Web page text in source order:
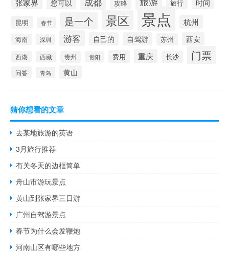
张家界 您可以 攻略 旅行 时间
昆明 春节 是一个 景区 景点 杭州
海南 深圳 游客 自己的 自驾游 苏州 西安
西湖 西藏 贵州 贵阳 费用 重庆 长沙 门票
问答 青岛 黄山
猜你想看的文章
去某地旅游的英语
3月旅行推荐
有关冬天的边框简单
舟山市游玩景点
黄山到张家界三日游
广州自驾游景点
春节为什么会发鞭炮
河南山区有哪些地方